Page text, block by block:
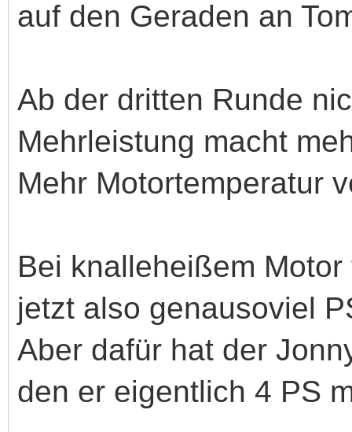
auf den Geraden an
Ab der dritten Runde
Mehrleistung macht
Mehr Motortemperatur
Bei knalleheißem
jetzt also genausoviel
Aber dafür hat der
den er eigentlich 4 PS